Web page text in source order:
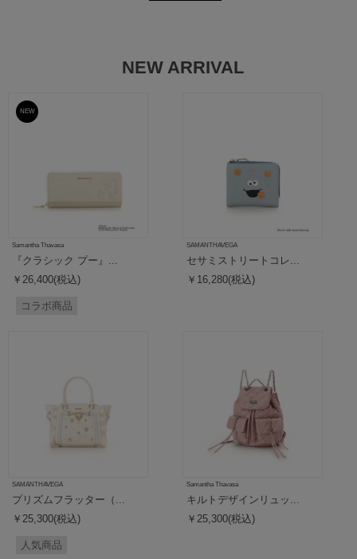
NEW ARRIVAL
予約
NEW
Samantha Thavasa
『クラシック プー』...
￥26,400(税込)
コラボ商品
SAMANTHAVEGA
セサミストリートコレ...
￥16,280(税込)
SAMANTHAVEGA
プリズムフラッター（...
￥25,300(税込)
人気商品
Samantha Thavasa
キルトデザインリュッ...
￥25,300(税込)